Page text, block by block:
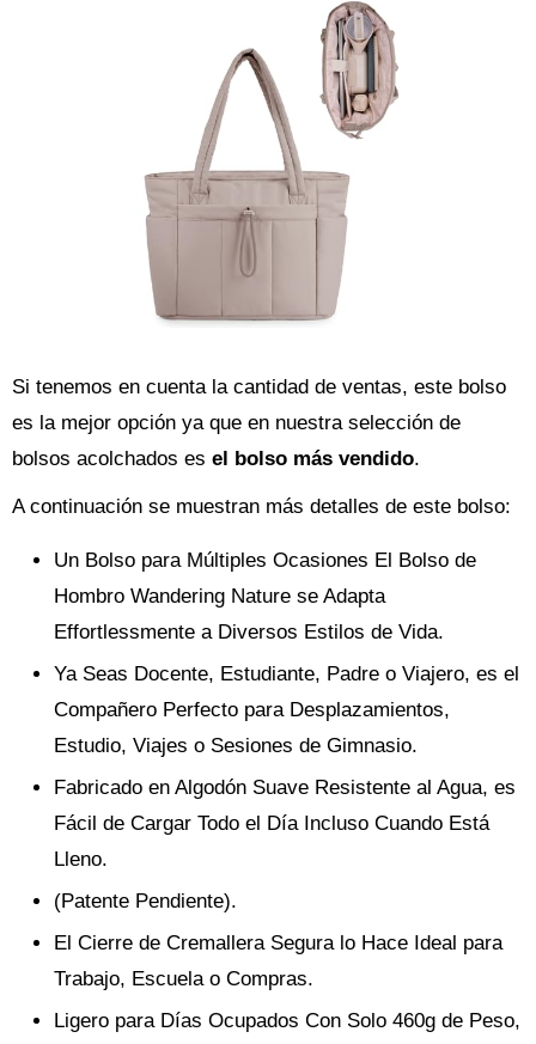
Si tenemos en cuenta la cantidad de ventas, este bolso
es la mejor opción ya que en nuestra selección de
bolsos acolchados es el bolso más vendido.
A continuación se muestran más detalles de este bolso:
Un Bolso para Múltiples Ocasiones El Bolso de
Hombro Wandering Nature se Adapta
Effortlessmente a Diversos Estilos de Vida.
Ya Seas Docente, Estudiante, Padre o Viajero, es el
Compañero Perfecto para Desplazamientos,
Estudio, Viajes o Sesiones de Gimnasio.
Fabricado en Algodón Suave Resistente al Agua, es
Fácil de Cargar Todo el Día Incluso Cuando Está
Lleno.
(Patente Pendiente).
El Cierre de Cremallera Segura lo Hace Ideal para
Trabajo, Escuela o Compras.
Ligero para Días Ocupados Con Solo 460g de Peso,